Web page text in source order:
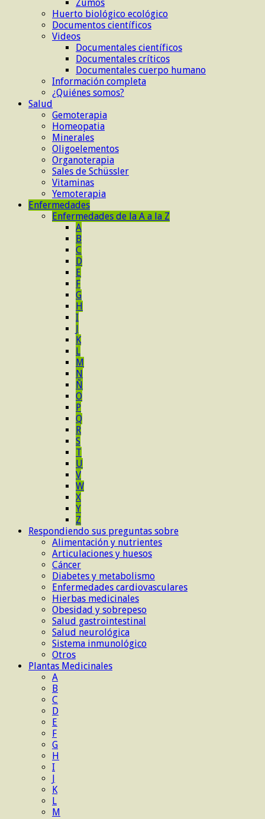
Zumos
Huerto biológico ecológico
Documentos científicos
Videos
Documentales científicos
Documentales críticos
Documentales cuerpo humano
Información completa
¿Quiénes somos?
Salud
Gemoterapia
Homeopatia
Minerales
Oligoelementos
Organoterapia
Sales de Schüssler
Vitaminas
Yemoterapia
Enfermedades
Enfermedades de la A a la Z
A
B
C
D
E
F
G
H
I
J
K
L
M
N
Ñ
O
P
Q
R
S
T
U
V
W
X
Y
Z
Respondiendo sus preguntas sobre
Alimentación y nutrientes
Articulaciones y huesos
Cáncer
Diabetes y metabolismo
Enfermedades cardiovasculares
Hierbas medicinales
Obesidad y sobrepeso
Salud gastrointestinal
Salud neurológica
Sistema inmunológico
Otros
Plantas Medicinales
A
B
C
D
E
F
G
H
I
J
K
L
M